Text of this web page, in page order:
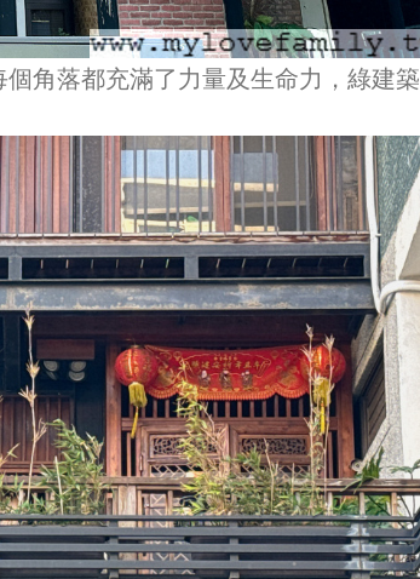
個角落都充滿了力量及生命力，綠建築